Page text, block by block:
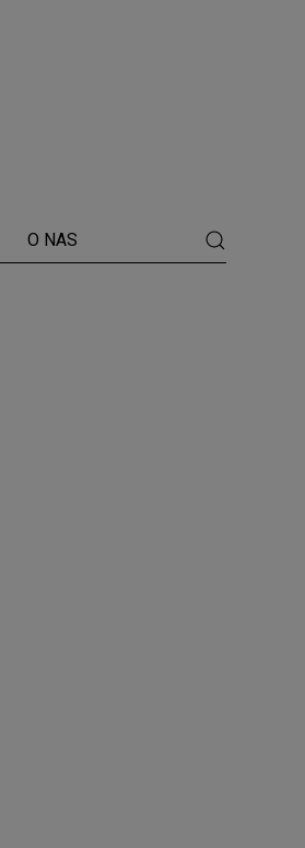
O NAS